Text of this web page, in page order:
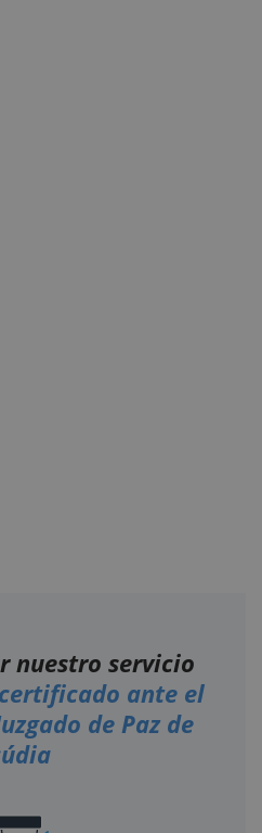
nuestro servicio
ante el
de Paz de